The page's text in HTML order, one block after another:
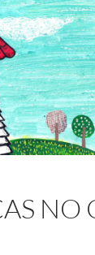
NO